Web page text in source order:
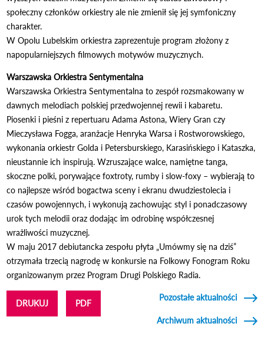
społeczny członków orkiestry ale nie zmienił się jej symfoniczny
charakter.
W Opolu Lubelskim orkiestra zaprezentuje program złożony z
napopularniejszych filmowych motywów muzycznych.
Warszawska Orkiestra Sentymentalna
Warszawska Orkiestra Sentymentalna to zespół rozsmakowany w
dawnych melodiach polskiej przedwojennej rewii i kabaretu.
Piosenki i pieśni z repertuaru Adama Astona, Wiery Gran czy
Mieczysława Fogga, aranżacje Henryka Warsa i Rostworowskiego,
wykonania orkiestr Golda i Petersburskiego, Karasińskiego i Kataszka,
nieustannie ich inspirują. Wzruszające walce, namiętne tanga,
skoczne polki, porywające foxtroty, rumby i slow-foxy – wybierają to
co najlepsze wśród bogactwa sceny i ekranu dwudziestolecia i
czasów powojennych, i wykonują zachowując styl i ponadczasowy
urok tych melodii oraz dodając im odrobinę współczesnej
wrażliwości muzycznej.
W maju 2017 debiutancka zespołu płyta „Umówmy się na dziś”
otrzymała trzecią nagrodę w konkursie na Folkowy Fonogram Roku
organizowanym przez Program Drugi Polskiego Radia.
DRUKUJ PDF
Pozostałe aktualności
Archiwum aktualności